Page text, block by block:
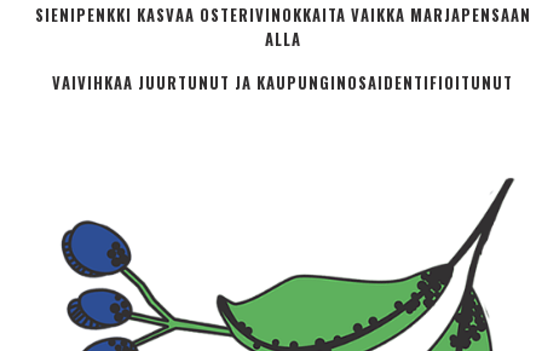
SIENIPENKKI KASVAA OSTERIVINOKKAITA VAIKKA MARJAPENSAAN
ALLA
VAIVIHKAA JUURTUNUT JA KAUPUNGINOSA­IDENTIFIOITUNUT